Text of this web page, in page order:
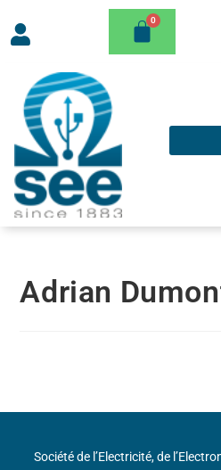
Adrian
Société de l’Electricité, de